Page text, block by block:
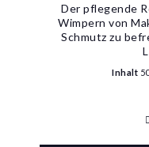
Der pflegende
Wimpern von
Schmutz zu
Inhalt